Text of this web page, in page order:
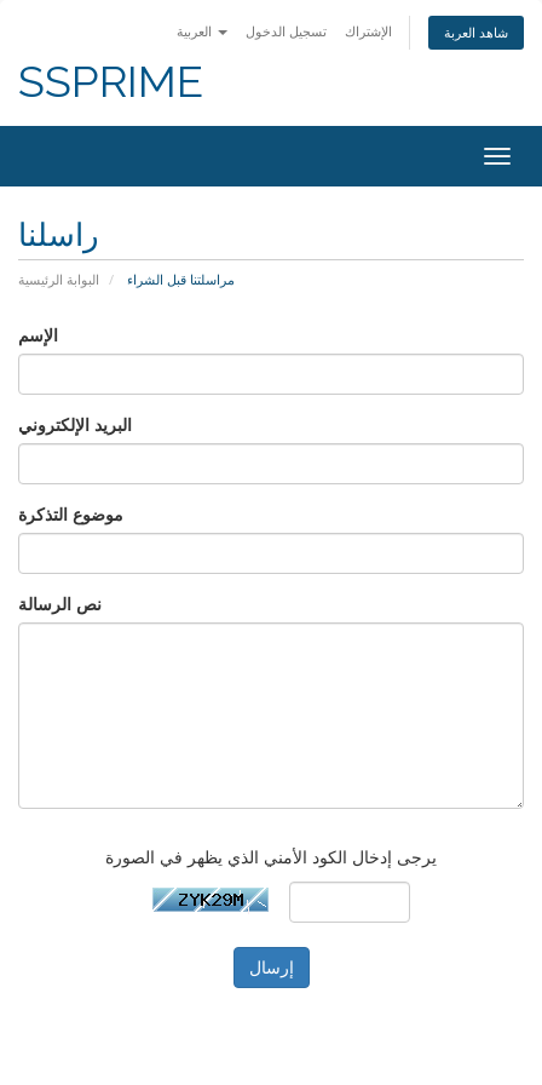
تسجيل الدخول الإشتراك شاهد العربة
SSPRIME
راسلنا
البوابة الرئيسية مراسلتنا قبل الشراء
الإسم
البريد الإلكتروني
موضوع التذكرة
نص الرسالة
يرجى إدخال الكود الأمني الذي يظهر في الصورة
إرسال